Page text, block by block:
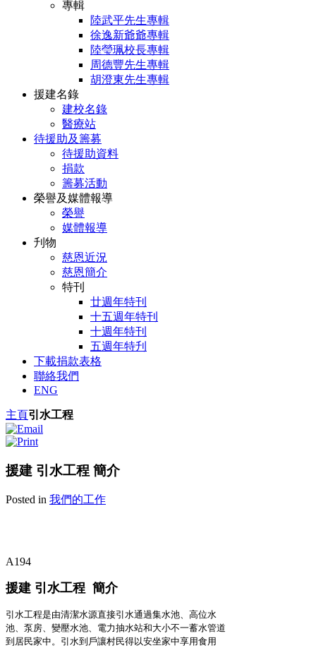
專輯
陸武平先生專輯
徐逸新爺爺專輯
陸瑩珮校長專輯
周德豐先生專輯
胡澄東先生專輯
援建名錄
建校名錄
醫療站
待援助及籌募
待援助資料
捐款
籌募活動
榮譽及媒體報導
榮譽
媒體報導
刋物
慈恩近況
慈恩簡介
特刊
廿週年特刊
十五週年特刊
十週年特刊
五週年特刋
下載捐款表格
聯絡我們
ENG
主頁引水工程
援建 引水工程 簡介
Posted in 我們的工作
A194
援建 引水工程 簡介
引水工程是由清潔水源直接引水通過集水池、高位水
池、泵房、變壓水池、電力抽水站和大小不一蓄水管道
到居民家中。引水到戶讓村民得以安坐家中享用食用